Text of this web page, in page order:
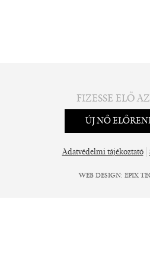
FIZESSE ELŐ
ÚJ NŐ
Adatvédelmi tájékoztató|
WEB DESIGN: EPIX